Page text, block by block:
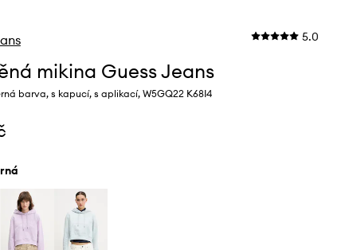
5.0
mikina Guess Jeans
barva, s kapucí, s aplikací, W5GQ22 K68I4